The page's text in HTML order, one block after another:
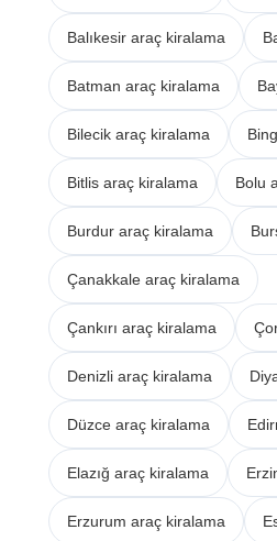
Balıkesir araç kiralama
Batman araç kiralama
Bilecik araç kiralama
Bitlis araç kiralama Bolu
Burdur araç kiralama
Çanakkale araç kiralama
Çankırı araç kiralama
Denizli araç kiralama
Düzce araç kiralama
Elazığ araç kiralama
Erzurum araç kiralama